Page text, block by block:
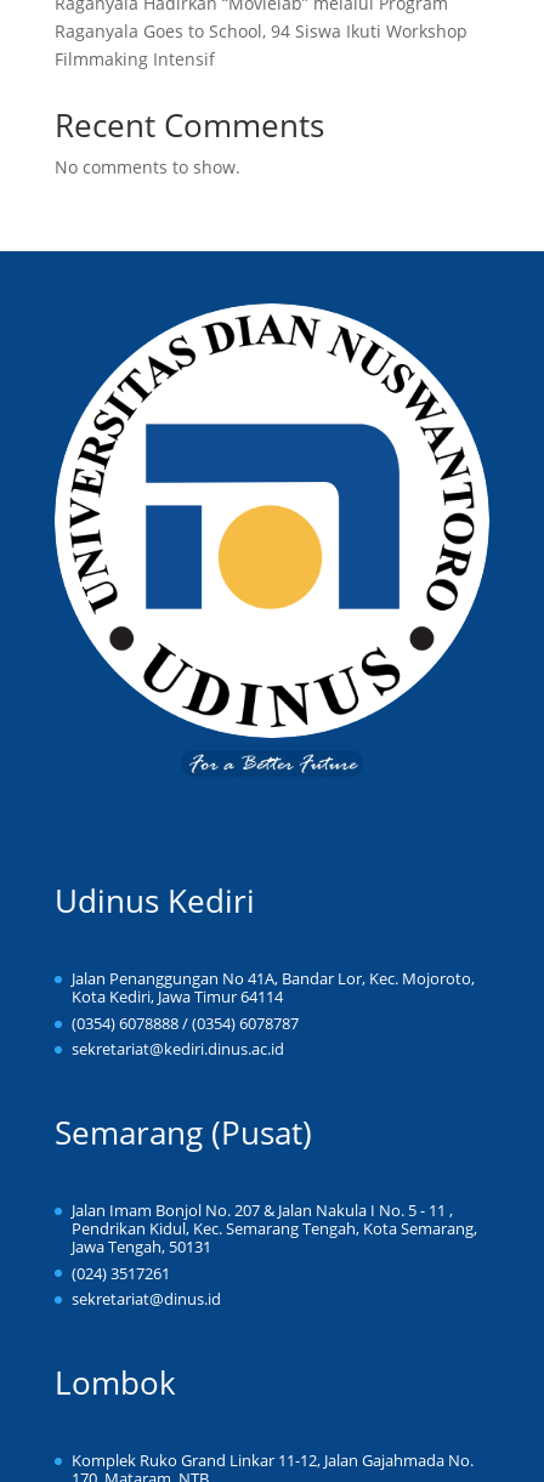
Raganyala Goes to School, 94 Siswa Ikuti Workshop
Filmmaking Intensif
Recent Comments
No comments to show.
Udinus Kediri
Jalan Penanggungan No 41A, Bandar Lor, Kec. Mojoroto,
Kota Kediri, Jawa Timur 64114
(0354) 6078888 / (0354) 6078787
sekretariat@kediri.dinus.ac.id
Semarang (Pusat)
Jalan Imam Bonjol No. 207 & Jalan Nakula I No. 5 - 11 ,
Pendrikan Kidul, Kec. Semarang Tengah, Kota Semarang,
Jawa Tengah, 50131
(024) 3517261
sekretariat@dinus.id
Lombok
Komplek Ruko Grand Linkar 11-12, Jalan Gajahmada No.